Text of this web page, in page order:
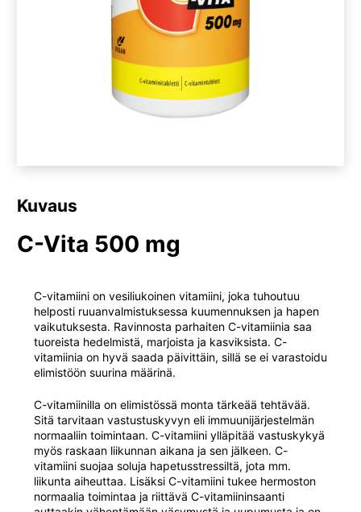
Kuvaus
C-Vita 500 mg
C-vitamiini on vesiliukoinen vitamiini, joka tuhoutuu
helposti ruuanvalmistuksessa kuumennuksen ja hapen
vaikutuksesta. Ravinnosta parhaiten C-vitamiinia saa
tuoreista hedelmistä, marjoista ja kasviksista. C-
vitamiinia on hyvä saada päivittäin, sillä se ei varastoidu
elimistöön suurina määrinä.
C-vitamiinilla on elimistössä monta tärkeää tehtävää.
Sitä tarvitaan vastustuskyvyn eli immuunijärjestelmän
normaaliin toimintaan. C-vitamiini ylläpitää vastuskykyä
myös raskaan liikunnan aikana ja sen jälkeen. C-
vitamiini suojaa soluja hapetusstressiltä, jota mm.
liikunta aiheuttaa. Lisäksi C-vitamiini tukee hermoston
normaalia toimintaa ja riittävä C-vitamiininsaanti